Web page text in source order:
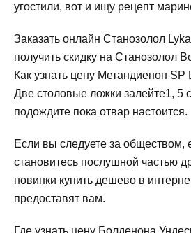
угостили, вот и ищу рецепт
Заказать онлайн Станозолол
получить скидку на Станозолол
Как узнать цену Метандиенон
Две столовые ложки залейте1, 5
подождите пока отвар настоится.
Если вы следуете за обществом,
становитесь послушной частью
новинки купить дешево в
предоставят вам.